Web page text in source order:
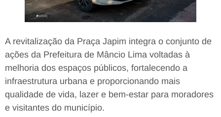
A revitalização da Praça Japim integra o conjunto de
ações da Prefeitura de Mâncio Lima voltadas à
melhoria dos espaços públicos, fortalecendo a
infraestrutura urbana e proporcionando mais
qualidade de vida, lazer e bem-estar para moradores
e visitantes do município.